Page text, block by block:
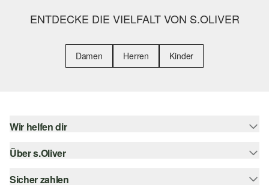
ENTDECKE DIE VIELFALT VON S.OLIVER
Damen Herren Kinder
Wir helfen dir
Hilfe & FAQ
Größenberatung
Über s.Oliver
s.Oliver Magazin
Sicher zahlen